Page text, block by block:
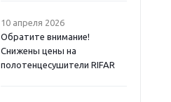
10 апреля 2026
Обратите внимание!
Снижены цены на
полотенцесушители RIFAR